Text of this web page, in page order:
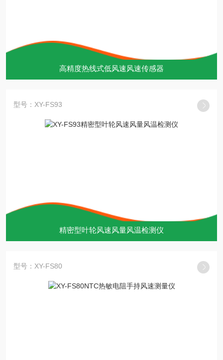
高精度热线式低风速风速传感器
型号：XY-FS93
精密型叶轮风速风量风温检测仪
型号：XY-FS80